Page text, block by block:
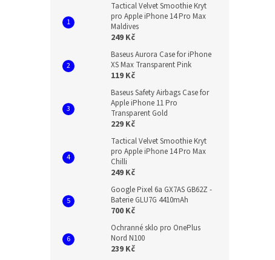
Tactical Velvet Smoothie Kryt
pro Apple iPhone 14 Pro Max
Maldives
249 Kč
Baseus Aurora Case for iPhone
XS Max Transparent Pink
119 Kč
Baseus Safety Airbags Case for
Apple iPhone 11 Pro
Transparent Gold
229 Kč
Tactical Velvet Smoothie Kryt
pro Apple iPhone 14 Pro Max
Chilli
249 Kč
Google Pixel 6a GX7AS GB62Z -
Baterie GLU7G 4410mAh
700 Kč
Ochranné sklo pro OnePlus
Nord N100
239 Kč